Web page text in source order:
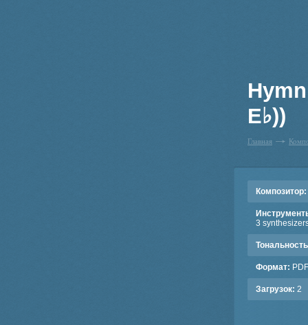
E♭))
Главная
Композитор:
3
Формат: PDF
Загрузок: 2